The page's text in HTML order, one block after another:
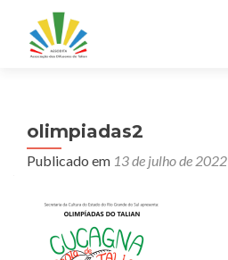
olimpiadas2
Publicado em 13 de julho de 2022